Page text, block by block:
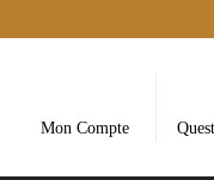
Mon Compte